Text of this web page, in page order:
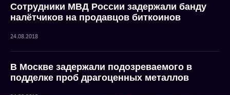
Сотрудники МВД России задержали банду
налётчиков на продавцов биткоинов
24.08.2018
В Москве задержали подозреваемого в
подделке проб драгоценных металлов